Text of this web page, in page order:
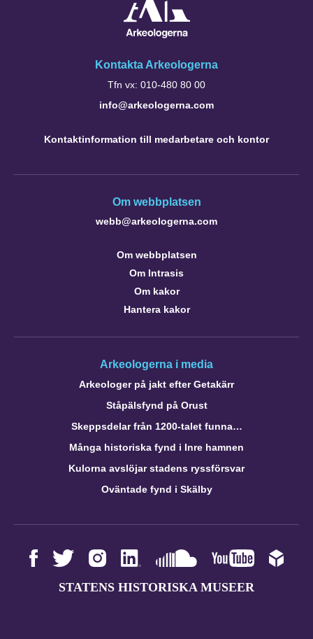
Kontakta Arkeologerna
Tfn vx: 010-480 80 00
info@arkeologerna.com
Kontaktinformation till medarbetare och kontor
Om webbplatsen
webb@arkeologerna.com
Om webbplatsen
Om Intrasis
Om kakor
Hantera kakor
Arkeologerna i media
Arkeologer på jakt efter Getakärr
Ståpälsfynd på Orust
Skeppsdelar från 1200-talet funna…
Många historiska fynd i Inre hamnen
Kulorna avslöjar stadens ryssförsvar
Oväntade fynd i Skälby
STATENS HISTORISKA MUSEER